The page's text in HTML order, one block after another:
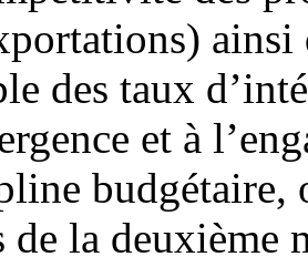
des taux
et à
budgétaire,
de la deuxième